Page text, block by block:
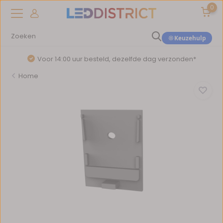
0
Keuzehulp
Voor 14:00 uur besteld, dezelfde dag verzonden*
Home